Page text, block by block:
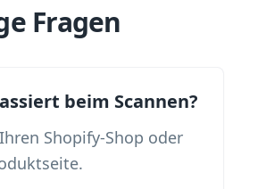
Fragen
beim Scannen?
Shopify-Shop oder